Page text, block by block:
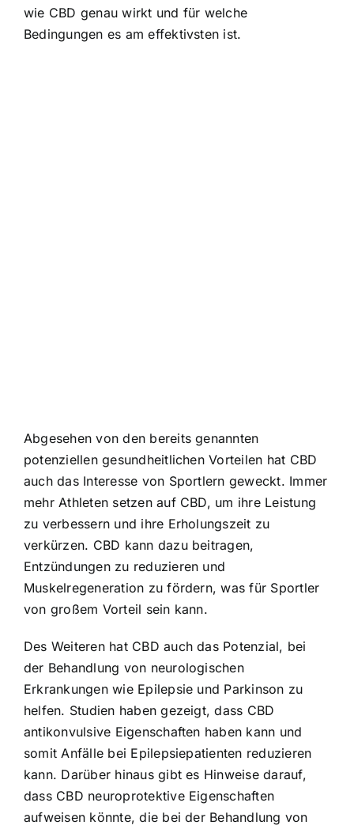
wie CBD genau wirkt und für welche
Bedingungen es am effektivsten ist.
Abgesehen von den bereits genannten
potenziellen gesundheitlichen Vorteilen hat CBD
auch das Interesse von Sportlern geweckt. Immer
mehr Athleten setzen auf CBD, um ihre Leistung
zu verbessern und ihre Erholungszeit zu
verkürzen. CBD kann dazu beitragen,
Entzündungen zu reduzieren und
Muskelregeneration zu fördern, was für Sportler
von großem Vorteil sein kann.
Des Weiteren hat CBD auch das Potenzial, bei
der Behandlung von neurologischen
Erkrankungen wie Epilepsie und Parkinson zu
helfen. Studien haben gezeigt, dass CBD
antikonvulsive Eigenschaften haben kann und
somit Anfälle bei Epilepsiepatienten reduzieren
kann. Darüber hinaus gibt es Hinweise darauf,
dass CBD neuroprotektive Eigenschaften
aufweisen könnte, die bei der Behandlung von